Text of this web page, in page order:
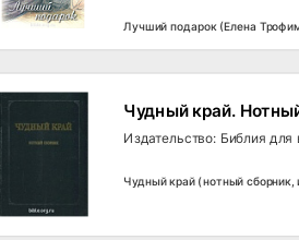
Лучший подарок (Елена
Чудный край.
Издательство: Библия для
Чудный край (нотный сборник,